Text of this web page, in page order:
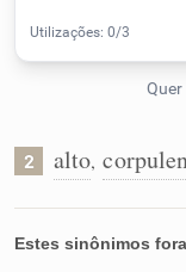
Detector de IA
Humanizador
2 alto,
Estes sinônimos